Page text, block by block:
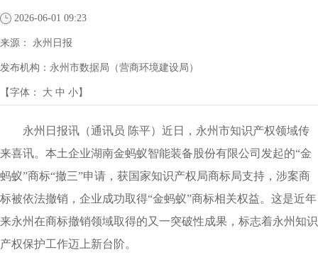
2026-06-01 09:23
来源： 永州日报
发布机构： 永州市数据局（营商环境建设局）
【字体： 大 中 小】
永州日报讯（通讯员 陈平）近日，永州市知识产权领域传
来喜讯。本土企业湖南金蚂蚁智能装备股份有限公司发起的“金
蚂蚁”商标“撤三”申请，获国家知识产权局商标局支持，涉案商
标被依法撤销，企业成功取得“金蚂蚁”商标相关权益。这是近年
来永州在商标撤销领域取得的又一突破性成果，标志着永州知识
产权保护工作迈上新台阶。